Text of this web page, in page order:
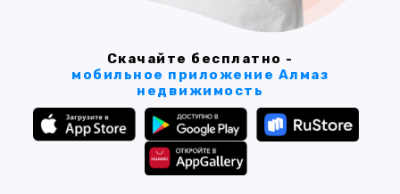
Скачайте бесплатно -
мобильное приложение Алмаз
недвижимость